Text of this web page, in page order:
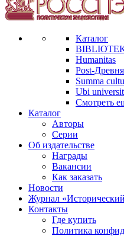
Каталог
Humanitas
Post-
Summa
Ubi
Смотреть
Каталог
Авторы
Серии
Об издательстве
Награды
Вакансии
Как заказать
Новости
Журнал
Контакты
Где купить
Политика